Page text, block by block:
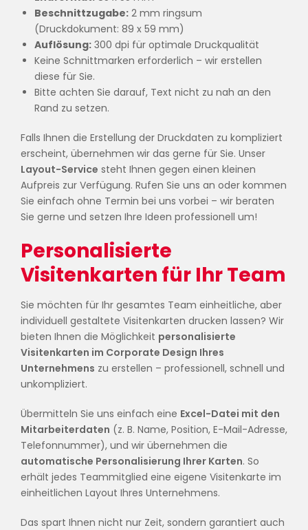
Beschnittzugabe: 2 mm ringsum
(Druckdokument: 89 x 59 mm)
Auflösung: 300 dpi für optimale Druckqualität
Keine Schnittmarken erforderlich – wir erstellen
diese für Sie.
Bitte achten Sie darauf, Text nicht zu nah an den
Rand zu setzen.
Falls Ihnen die Erstellung der Druckdaten zu kompliziert
erscheint, übernehmen wir das gerne für Sie. Unser
Layout-Service steht Ihnen gegen einen kleinen
Aufpreis zur Verfügung. Rufen Sie uns an oder kommen
Sie einfach ohne Termin bei uns vorbei – wir beraten
Sie gerne und setzen Ihre Ideen professionell um!
Personalisierte
Visitenkarten für Ihr Team
Sie möchten für Ihr gesamtes Team einheitliche, aber
individuell gestaltete Visitenkarten drucken lassen? Wir
bieten Ihnen die Möglichkeit personalisierte
Visitenkarten im Corporate Design Ihres
Unternehmens zu erstellen – professionell, schnell und
unkompliziert.
Übermitteln Sie uns einfach eine Excel-Datei mit den
Mitarbeiterdaten (z. B. Name, Position, E-Mail-Adresse,
Telefonnummer), und wir übernehmen die
automatische Personalisierung Ihrer Karten. So
erhält jedes Teammitglied eine eigene Visitenkarte im
einheitlichen Layout Ihres Unternehmens.
Das spart Ihnen nicht nur Zeit, sondern garantiert auch